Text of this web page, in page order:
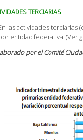
TERCIARIAS
las actividades terciarias
entidad federativa. (Ver
por el Comité